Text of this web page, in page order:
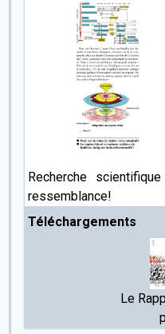
Recherche
ressemblance!
Téléchargements
Le